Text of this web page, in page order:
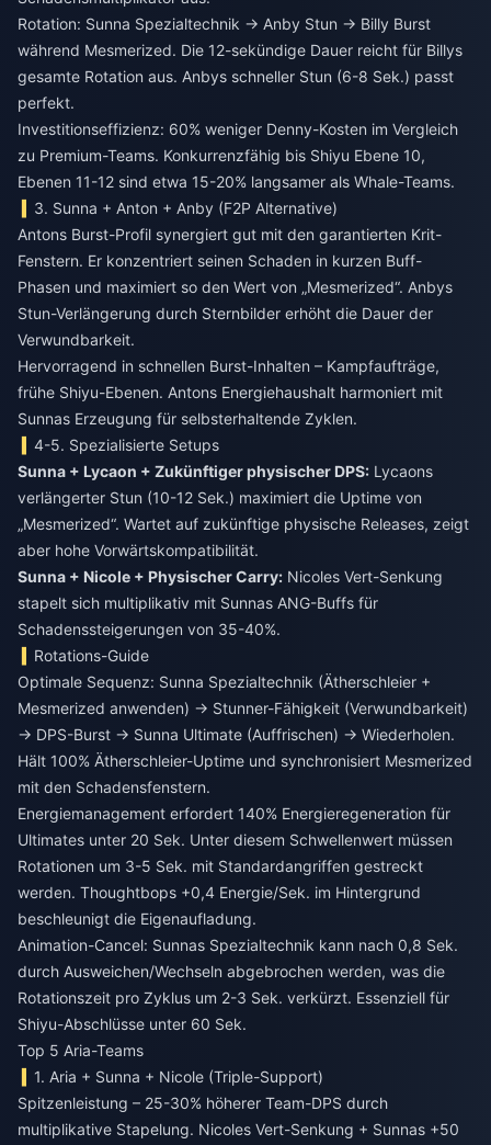
Rotation: Sunna Spezialtechnik → Anby Stun → Billy Burst
während Mesmerized. Die 12-sekündige Dauer reicht für Billys
gesamte Rotation aus. Anbys schneller Stun (6-8 Sek.) passt
perfekt.
Investitionseffizienz: 60% weniger Denny-Kosten im Vergleich
zu Premium-Teams. Konkurrenzfähig bis Shiyu Ebene 10,
Ebenen 11-12 sind etwa 15-20% langsamer als Whale-Teams.
3. Sunna + Anton + Anby (F2P Alternative)
Antons Burst-Profil synergiert gut mit den garantierten Krit-
Fenstern. Er konzentriert seinen Schaden in kurzen Buff-
Phasen und maximiert so den Wert von „Mesmerized“. Anbys
Stun-Verlängerung durch Sternbilder erhöht die Dauer der
Verwundbarkeit.
Hervorragend in schnellen Burst-Inhalten – Kampfaufträge,
frühe Shiyu-Ebenen. Antons Energiehaushalt harmoniert mit
Sunnas Erzeugung für selbsterhaltende Zyklen.
4-5. Spezialisierte Setups
Sunna + Lycaon + Zukünftiger physischer DPS: Lycaons
verlängerter Stun (10-12 Sek.) maximiert die Uptime von
„Mesmerized“. Wartet auf zukünftige physische Releases, zeigt
aber hohe Vorwärtskompatibilität.
Sunna + Nicole + Physischer Carry: Nicoles Vert-Senkung
stapelt sich multiplikativ mit Sunnas ANG-Buffs für
Schadenssteigerungen von 35-40%.
Rotations-Guide
Optimale Sequenz: Sunna Spezialtechnik (Ätherschleier +
Mesmerized anwenden) → Stunner-Fähigkeit (Verwundbarkeit)
→ DPS-Burst → Sunna Ultimate (Auffrischen) → Wiederholen.
Hält 100% Ätherschleier-Uptime und synchronisiert Mesmerized
mit den Schadensfenstern.
Energiemanagement erfordert 140% Energieregeneration für
Ultimates unter 20 Sek. Unter diesem Schwellenwert müssen
Rotationen um 3-5 Sek. mit Standardangriffen gestreckt
werden. Thoughtbops +0,4 Energie/Sek. im Hintergrund
beschleunigt die Eigenaufladung.
Animation-Cancel: Sunnas Spezialtechnik kann nach 0,8 Sek.
durch Ausweichen/Wechseln abgebrochen werden, was die
Rotationszeit pro Zyklus um 2-3 Sek. verkürzt. Essenziell für
Shiyu-Abschlüsse unter 60 Sek.
Top 5 Aria-Teams
1. Aria + Sunna + Nicole (Triple-Support)
Spitzenleistung – 25-30% höherer Team-DPS durch
multiplikative Stapelung. Nicoles Vert-Senkung + Sunnas +50